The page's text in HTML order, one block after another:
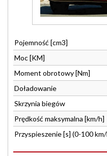
Pojemność [cm3]
Moc [KM]
Moment obrotowy [Nm]
Doładowanie
Skrzynia biegów
Prędkość maksymalna [km/h]
Przyspieszenie [s] (0-100